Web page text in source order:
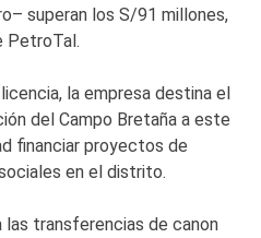
superan los S/91 millones,
PetroTal.
la empresa destina el
del Campo Bretaña a este
financiar proyectos de
en el distrito.
transferencias de canon